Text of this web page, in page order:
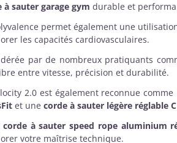
à sauter garage gym durable et
permet également une
les capacités cardiovasculaires.
par de nombreux pratiquants
entre vitesse, précision et durabilité.
2.0 est également reconnue
et une corde à sauter légère réglable
corde à sauter speed rope aluminium
votre maîtrise technique.